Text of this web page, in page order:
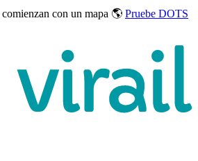
comienzan con un mapa 🌎 Pruebe DOTS